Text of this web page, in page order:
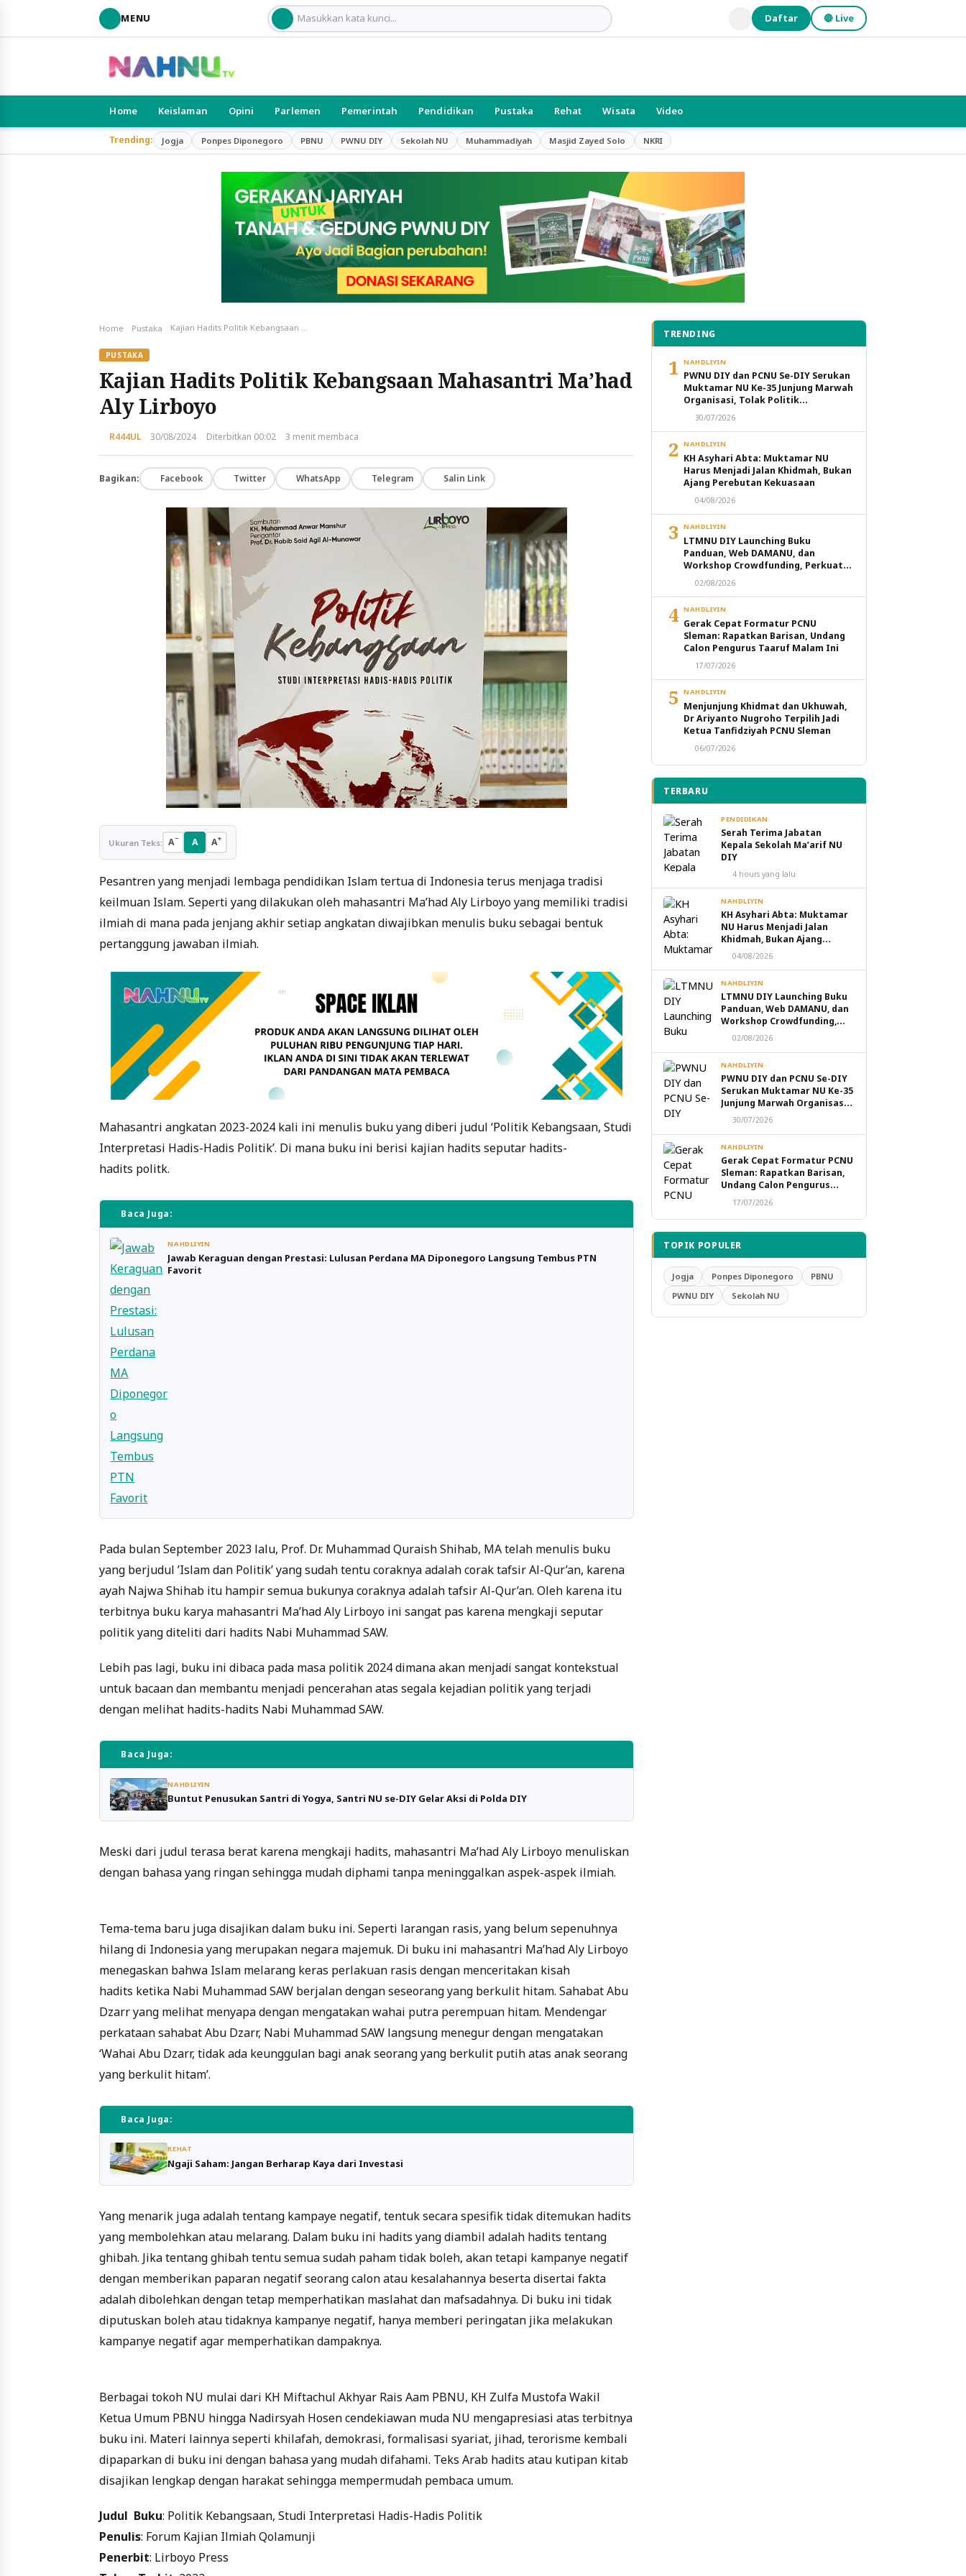
MENU Daftar 🔴 Live
Home Keislaman Opini Parlemen Pemerintah Pendidikan Pustaka Rehat Wisata Video
Trending: Jogja Ponpes Diponegoro PBNU PWNU DIY Sekolah NU Muhammadiyah Masjid Zayed Solo NKRI
Home Pustaka
PUSTAKA
Kajian Hadits Politik Kebangsaan Mahasantri Ma’had
Aly Lirboyo
R444UL 30/08/2024 Diterbitkan 00:02 3 menit membaca
Bagikan: Facebook Twitter WhatsApp Telegram Salin Link
Ukuran Teks: A− A A+
Pesantren yang menjadi lembaga pendidikan Islam tertua di Indonesia terus menjaga tradisi
keilmuan Islam. Seperti yang dilakukan oleh mahasantri Ma’had Aly Lirboyo yang memiliki tradisi
ilmiah di mana pada jenjang akhir setiap angkatan diwajibkan menulis buku sebagai bentuk
pertanggung jawaban ilmiah.
Mahasantri angkatan 2023-2024 kali ini menulis buku yang diberi judul ‘Politik Kebangsaan, Studi
Interpretasi Hadis-Hadis Politik’. Di mana buku ini berisi kajian hadits seputar hadits-
hadits politk.
Baca Juga:
NAHDLIYIN
Jawab Keraguan dengan Prestasi: Lulusan Perdana MA Diponegoro Langsung Tembus PTN
Favorit
Pada bulan September 2023 lalu, Prof. Dr. Muhammad Quraish Shihab, MA telah menulis buku
yang berjudul ’Islam dan Politik’ yang sudah tentu coraknya adalah corak tafsir Al-Qur’an, karena
ayah Najwa Shihab itu hampir semua bukunya coraknya adalah tafsir Al-Qur’an. Oleh karena itu
terbitnya buku karya mahasantri Ma’had Aly Lirboyo ini sangat pas karena mengkaji seputar
politik yang diteliti dari hadits Nabi Muhammad SAW.
Lebih pas lagi, buku ini dibaca pada masa politik 2024 dimana akan menjadi sangat kontekstual
untuk bacaan dan membantu menjadi pencerahan atas segala kejadian politik yang terjadi
dengan melihat hadits-hadits Nabi Muhammad SAW.
Baca Juga:
NAHDLIYIN
Buntut Penusukan Santri di Yogya, Santri NU se-DIY Gelar Aksi di Polda DIY
Meski dari judul terasa berat karena mengkaji hadits, mahasantri Ma’had Aly Lirboyo menuliskan
dengan bahasa yang ringan sehingga mudah diphami tanpa meninggalkan aspek-aspek ilmiah.
Tema-tema baru juga disajikan dalam buku ini. Seperti larangan rasis, yang belum sepenuhnya
hilang di Indonesia yang merupakan negara majemuk. Di buku ini mahasantri Ma’had Aly Lirboyo
menegaskan bahwa Islam melarang keras perlakuan rasis dengan menceritakan kisah
hadits ketika Nabi Muhammad SAW berjalan dengan seseorang yang berkulit hitam. Sahabat Abu
Dzarr yang melihat menyapa dengan mengatakan wahai putra perempuan hitam. Mendengar
perkataan sahabat Abu Dzarr, Nabi Muhammad SAW langsung menegur dengan mengatakan
‘Wahai Abu Dzarr, tidak ada keunggulan bagi anak seorang yang berkulit putih atas anak seorang
yang berkulit hitam’.
Baca Juga:
REHAT
Ngaji Saham: Jangan Berharap Kaya dari Investasi
Yang menarik juga adalah tentang kampaye negatif, tentuk secara spesifik tidak ditemukan hadits
yang membolehkan atau melarang. Dalam buku ini hadits yang diambil adalah hadits tentang
ghibah. Jika tentang ghibah tentu semua sudah paham tidak boleh, akan tetapi kampanye negatif
dengan memberikan paparan negatif seorang calon atau kesalahannya beserta disertai fakta
adalah dibolehkan dengan tetap memperhatikan maslahat dan mafsadahnya. Di buku ini tidak
diputuskan boleh atau tidaknya kampanye negatif, hanya memberi peringatan jika melakukan
kampanye negatif agar memperhatikan dampaknya.
Berbagai tokoh NU mulai dari KH Miftachul Akhyar Rais Aam PBNU, KH Zulfa Mustofa Wakil
Ketua Umum PBNU hingga Nadirsyah Hosen cendekiawan muda NU mengapresiasi atas terbitnya
buku ini. Materi lainnya seperti khilafah, demokrasi, formalisasi syariat, jihad, terorisme kembali
dipaparkan di buku ini dengan bahasa yang mudah difahami. Teks Arab hadits atau kutipan kitab
disajikan lengkap dengan harakat sehingga mempermudah pembaca umum.
Judul Buku: Politik Kebangsaan, Studi Interpretasi Hadis-Hadis Politik
Penulis: Forum Kajian Ilmiah Qolamunji
Penerbit: Lirboyo Press
TRENDING
1 NAHDLIYIN
PWNU DIY dan PCNU Se-DIY Serukan
Muktamar NU Ke-35 Junjung Marwah
Organisasi, Tolak Politik
Transaksional dan Intervensi
Eksternal
30/07/2026
2 NAHDLIYIN
KH Asyhari Abta: Muktamar NU
Harus Menjadi Jalan Khidmah, Bukan
Ajang Perebutan Kekuasaan
04/08/2026
3 NAHDLIYIN
LTMNU DIY Launching Buku
Panduan, Web DAMANU, dan
Workshop Crowdfunding, Perkuat
Transformasi Digital Masjid NU
02/08/2026
4 NAHDLIYIN
Gerak Cepat Formatur PCNU
Sleman: Rapatkan Barisan, Undang
Calon Pengurus Taaruf Malam Ini
17/07/2026
5 NAHDLIYIN
Menjunjung Khidmat dan Ukhuwah,
Dr Ariyanto Nugroho Terpilih Jadi
Ketua Tanfidziyah PCNU Sleman
06/07/2026
TERBARU
PENDIDIKAN
Serah Terima Jabatan
Kepala Sekolah Ma’arif NU
DIY
4 hours yang lalu
NAHDLIYIN
KH Asyhari Abta: Muktamar
NU Harus Menjadi Jalan
Khidmah, Bukan Ajang
Perebutan Kekuasaan
04/08/2026
NAHDLIYIN
LTMNU DIY Launching Buku
Panduan, Web DAMANU, dan
Workshop Crowdfunding,
Perkuat Transformasi
02/08/2026
NAHDLIYIN
PWNU DIY dan PCNU Se-DIY
Serukan Muktamar NU Ke-35
Junjung Marwah Organisasi,
Tolak Politik Transaksional
30/07/2026
NAHDLIYIN
Gerak Cepat Formatur PCNU
Sleman: Rapatkan Barisan,
Undang Calon Pengurus
Taaruf Malam Ini
17/07/2026
TOPIK POPULER
Jogja Ponpes Diponegoro
PBNU
PWNU DIY
Sekolah NU